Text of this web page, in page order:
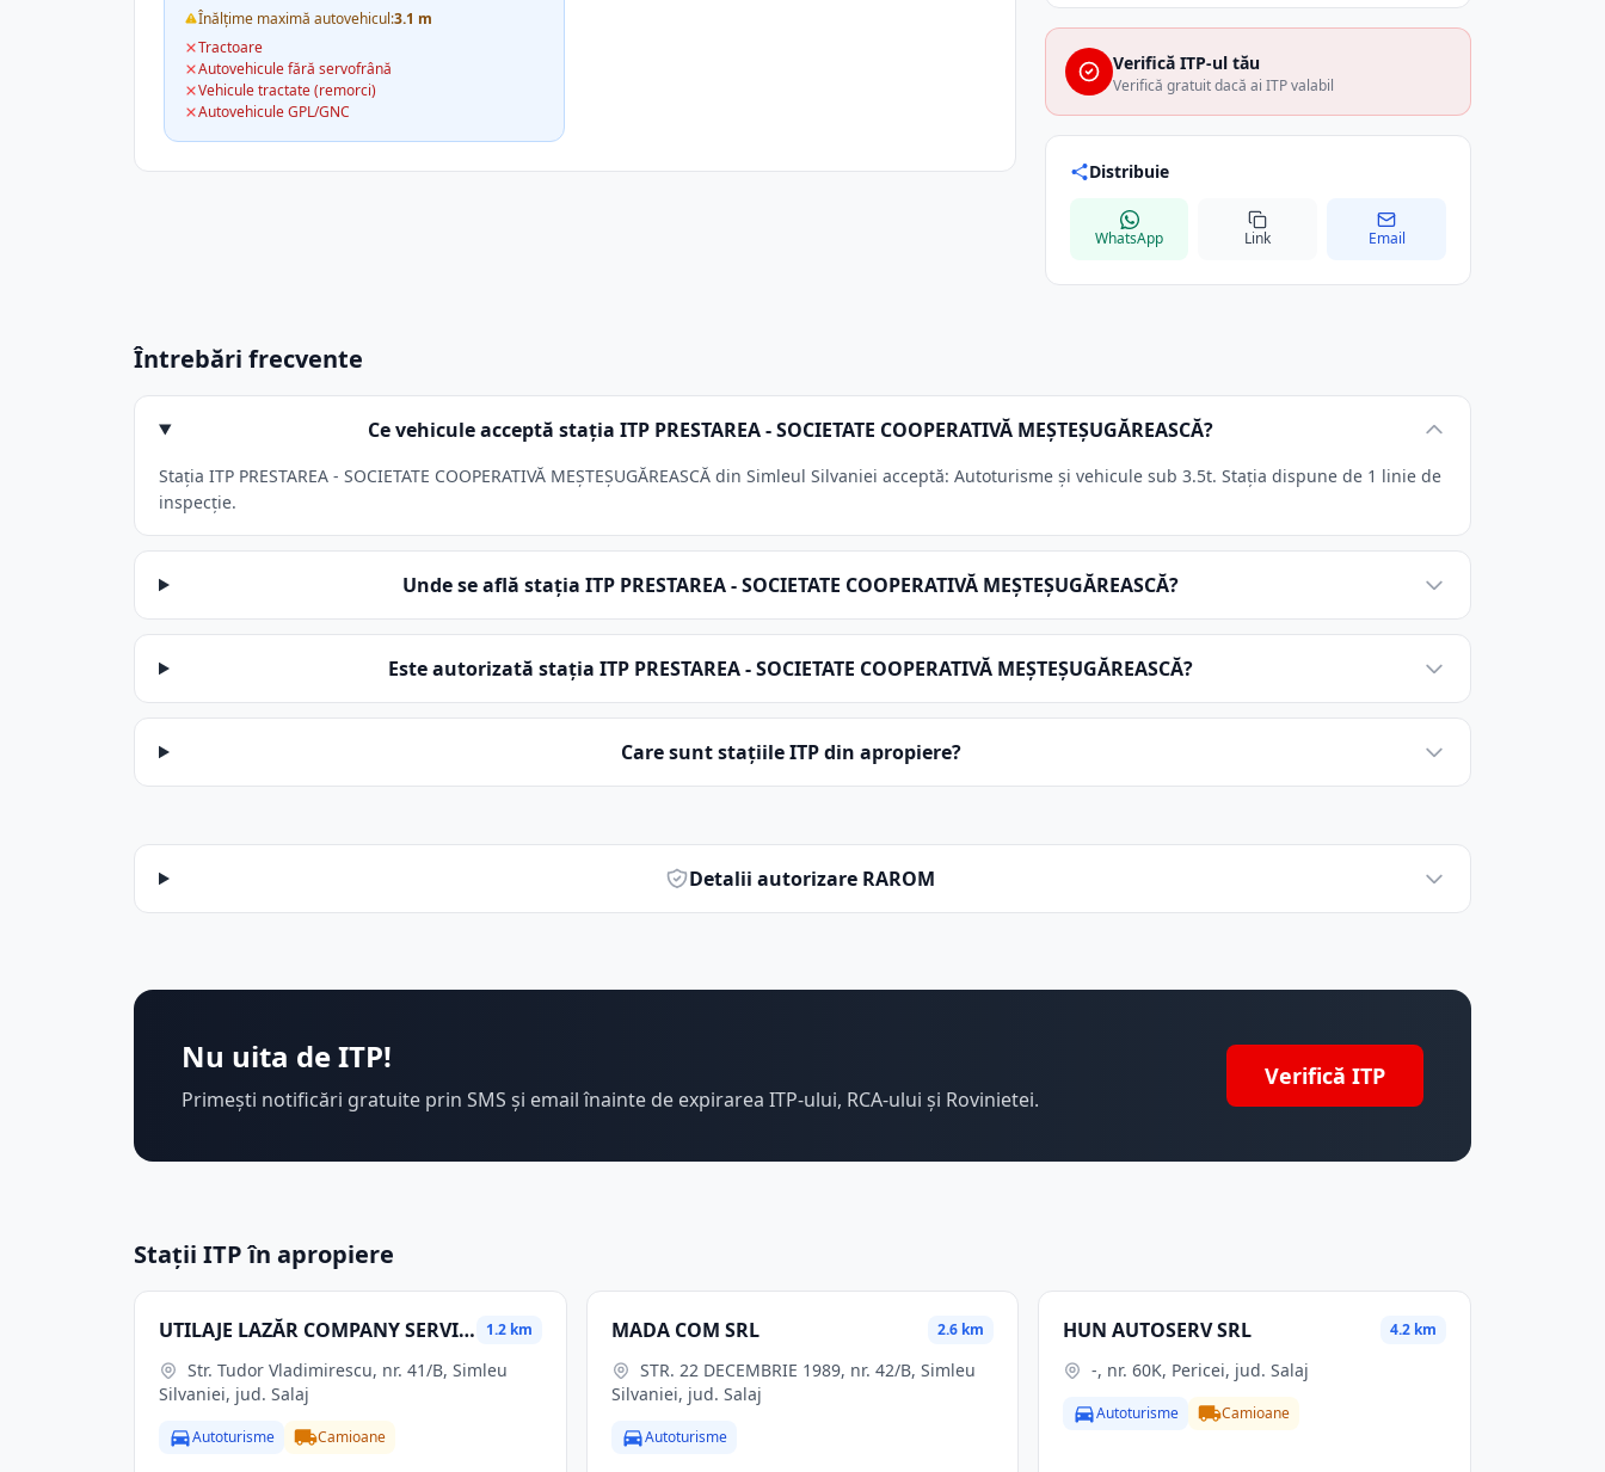
Înălțime maximă autovehicul:3.1 m
Tractoare
Autovehicule fără servofrână
Vehicule tractate (remorci)
Autovehicule GPL/GNC
Verifică ITP-ul tău
Verifică gratuit dacă ai ITP valabil
Distribuie
WhatsApp Link Email
Întrebări frecvente
Ce vehicule acceptă stația ITP PRESTAREA - SOCIETATE COOPERATIVĂ MEŞTEŞUGĂREASCĂ?
Stația ITP PRESTAREA - SOCIETATE COOPERATIVĂ MEŞTEŞUGĂREASCĂ din Simleul Silvaniei acceptă: Autoturisme și vehicule sub 3.5t. Stația dispune de 1 linie de
inspecție.
Unde se află stația ITP PRESTAREA - SOCIETATE COOPERATIVĂ MEŞTEŞUGĂREASCĂ?
Este autorizată stația ITP PRESTAREA - SOCIETATE COOPERATIVĂ MEŞTEŞUGĂREASCĂ?
Care sunt stațiile ITP din apropiere?
Detalii autorizare RAROM
Nu uita de ITP!
Primești notificări gratuite prin SMS și email înainte de expirarea ITP-ului, RCA-ului și Rovinietei.
Verifică ITP
Stații ITP în apropiere
UTILAJE LAZĂR COMPANY SERVICE SRL 1.2 km
Silvaniei, jud. Salaj
Autoturisme Camioane
MADA COM SRL 2.6 km
Silvaniei, jud. Salaj
Autoturisme
HUN AUTOSERV SRL 4.2 km
-, nr. 60K, Pericei, jud. Salaj
Autoturisme Camioane